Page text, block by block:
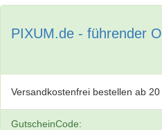
PIXUM.de - führender
Versandkostenfrei bestellen ab 20
GutscheinCode: